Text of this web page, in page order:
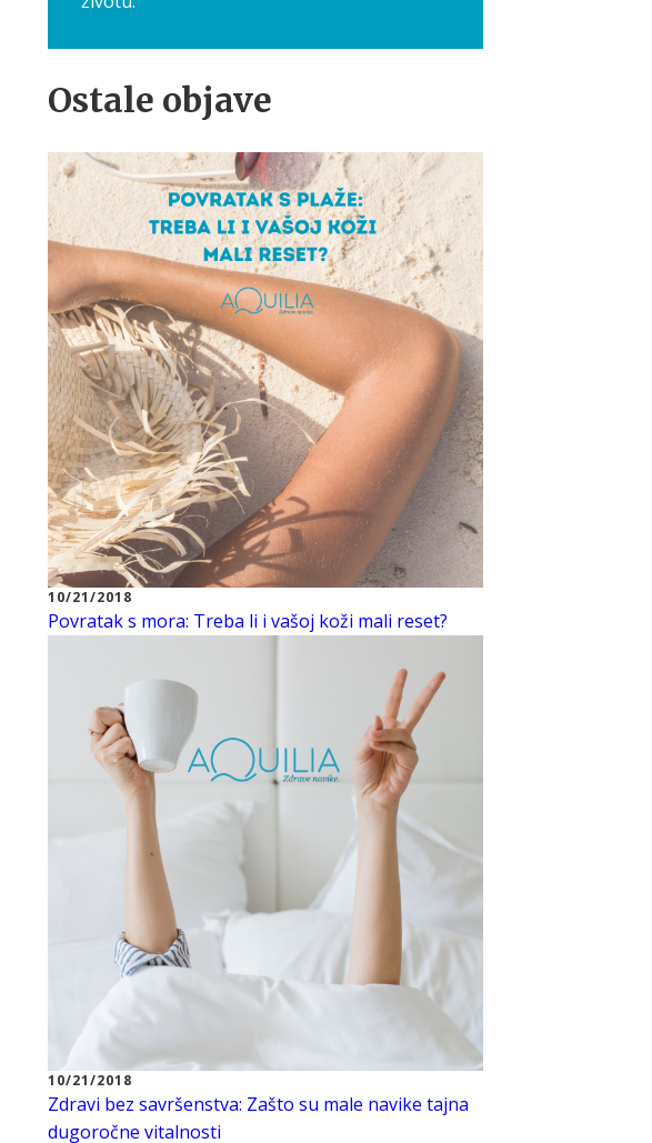
Ostale objave
10/21/2018
Povratak s mora: Treba li i vašoj koži mali reset?
10/21/2018
Zdravi bez savršenstva: Zašto su male navike tajna
dugoročne vitalnosti